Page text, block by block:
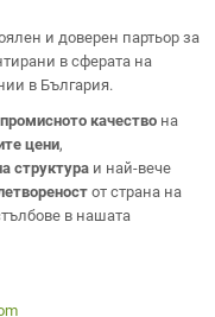
и доверен партьор за
в сферата на
в България.
качество на
цени,
структура и най-вече
от страна на
в нашата